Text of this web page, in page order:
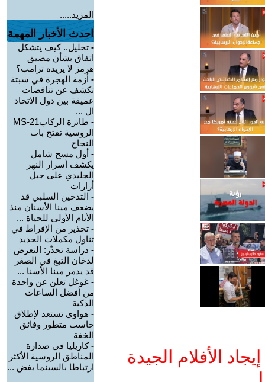
الأفلام الجيدة
المزيد.....
احدث الأخبار المهمة
- تحليل.. كيف يتشكل
اتفاق بشأن مضيق
هرمز لا يريده ترامب؟
- أزمة الهجرة في سبتة
تكشف عن تناقضات
عميقة بين دول الاتحاد
ال ...
-
طائرة الركابMS-21
الروسية تفتح باب
النجاح
- أول مسح شامل
يكشف أسرار النهر
الجليدي على جبل
أرارات
- التدخين السلبي قد
يضعف مينا الأسنان منذ
الأيام الأولى للحياة ...
- تحذير من الإفراط في
تناول مكملات الحديد
- دراسة تحذّر: التعرض
لدخان التبغ في الصغر
قد يدمر مينا الأسنا ...
- غوغل تعلن عن واحدة
من أفضل الساعات
الذكية
- هواوي تستعد لإطلاق
حاسب متطور وفائق
الخفة
-كاريليا في صدارة
المناطق الروسية الأكثر
ارتباطا بالسينما بفض ...